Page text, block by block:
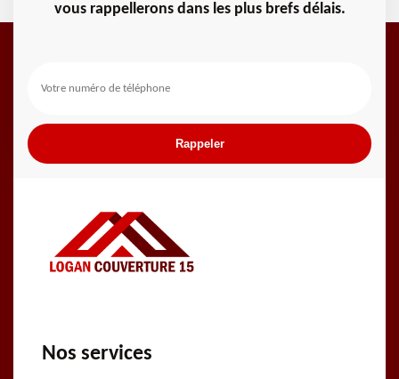
vous rappellerons dans les plus brefs délais.
Nos services